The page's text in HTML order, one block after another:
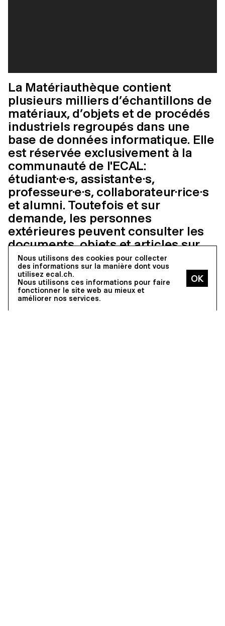
La Matériauthèque contient
plusieurs milliers d’échantillons de
matériaux, d’objets et de procédés
industriels regroupés dans une
base de données informatique. Elle
est réservée exclusivement à la
communauté de l'ECAL:
étudiant·e·s, assistant·e·s,
professeur·e·s, collaborateur·rice·s
et alumni. Toutefois et sur
demande, les personnes
extérieures peuvent consulter les
documents, objets et articles sur
place.
Contact
Alexandre Gaillard
Nous utilisons des cookies pour collecter
des informations sur la manière dont vous
utilisez ecal.ch.
Nous utilisons ces informations pour faire
fonctionner le site web au mieux et
améliorer nos services.